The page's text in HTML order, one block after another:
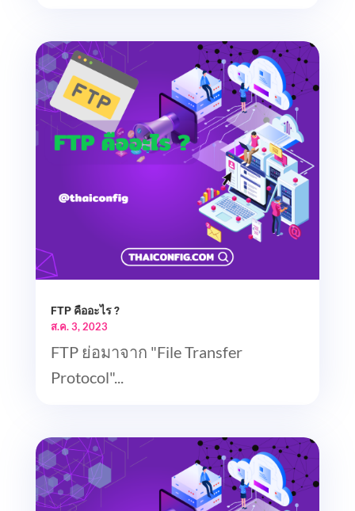
FTP คืออะไร ?
ส.ค. 3, 2023
FTP ย่อมาจาก "File Transfer
Protocol"...